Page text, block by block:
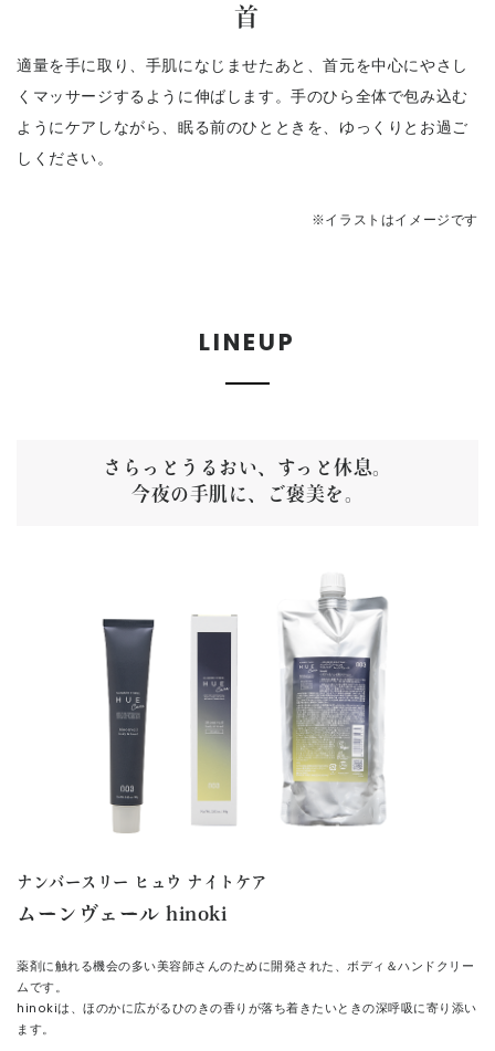
首
適量を手に取り、手肌になじませたあと、首元を中心にやさし
くマッサージするように伸ばします。手のひら全体で包み込む
ようにケアしながら、眠る前のひとときを、ゆっくりとお過ご
しください。
※イラストはイメージです
LINEUP
さらっとうるおい、すっと休息。
今夜の手肌に、ご褒美を。
ナンバースリー ヒュウ ナイトケア
ムーンヴェール hinoki
薬剤に触れる機会の多い美容師さんのために開発された、ボディ＆ハンドクリー
ムです。
hinokiは、ほのかに広がるひのきの香りが落ち着きたいときの深呼吸に寄り添い
ます。